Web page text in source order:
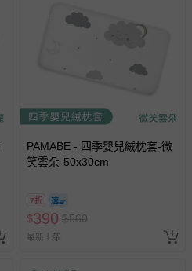
PAMABE - 四季嬰兒絨枕套-微
笑雲朵-50x30cm
7折
$390 $560
最新上架